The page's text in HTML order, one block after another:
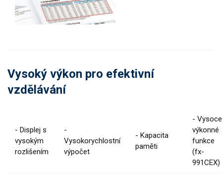
Vysoký výkon pro efektivní
vzdělávání
- Displej s
vysokým
rozlišením
-
Vysokorychlostní
výpočet
- Kapacita
paměti
- Vysoce
výkonné
funkce
(fx-
991CEX)